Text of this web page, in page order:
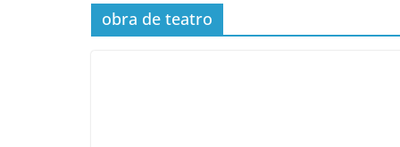
obra de teatro